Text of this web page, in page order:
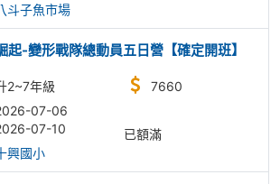
斗子魚市場
起-變形戰隊總動員五日營【確定開班】
2~7年級
07-06
07-10
興國小
7660
已額滿